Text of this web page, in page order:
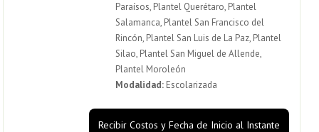
Paraísos, Plantel Querétaro, Plantel
Salamanca, Plantel San Francisco del
Rincón, Plantel San Luis de La Paz, Plantel
Silao, Plantel San Miguel de Allende,
Plantel Moroleón
Modalidad:Escolarizada
Recibir Costos y Fecha de Inicio al Instante